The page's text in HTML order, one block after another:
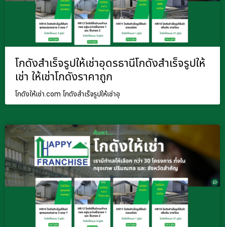
โกดังสำเร็จรูปให้เช่าอุดรธานีโกดังสำเร็จรูปให้
เช่า ให้เช่าโกดังราคาถูก
โกดังให้เช่า.com โกดังสำเร็จรูปให้เช่าอุ